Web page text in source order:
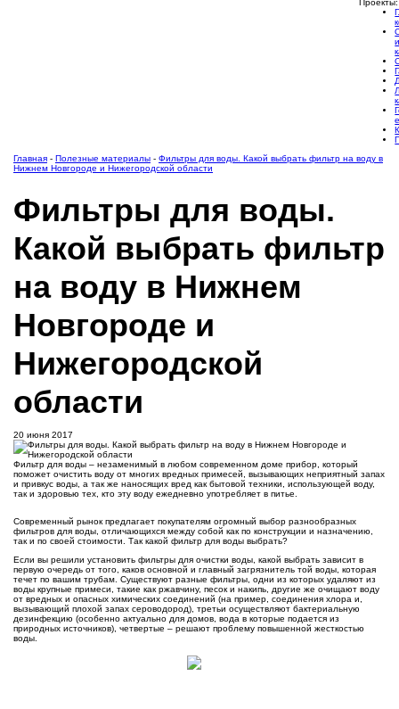
Проекты:
Главная - Полезные материалы - Фильтры для воды. Какой выбрать фильтр на воду в
Нижнем Новгороде и Нижегородской области
Фильтры для воды.
Какой выбрать фильтр
на воду в Нижнем
Новгороде и
Нижегородской
области
20 июня 2017
Фильтр для воды – незаменимый в любом современном доме прибор, который
поможет очистить воду от многих вредных примесей, вызывающих неприятный запах
и привкус воды, а так же наносящих вред как бытовой техники, использующей воду,
так и здоровью тех, кто эту воду ежедневно употребляет в питье.
Современный рынок предлагает покупателям огромный выбор разнообразных
фильтров для воды, отличающихся между собой как по конструкции и назначению,
так и по своей стоимости. Так какой фильтр для воды выбрать?
Если вы решили установить фильтры для очистки воды, какой выбрать зависит в
первую очередь от того, каков основной и главный загрязнитель той воды, которая
течет по вашим трубам. Существуют разные фильтры, одни из которых удаляют из
воды крупные примеси, такие как ржавчину, песок и накипь, другие же очищают воду
от вредных и опасных химических соединений (на пример, соединения хлора и,
вызывающий плохой запах сероводород), третьи осуществляют бактериальную
дезинфекцию (особенно актуально для домов, вода в которые подается из
природных источников), четвертые – решают проблему повышенной жесткостью
воды.